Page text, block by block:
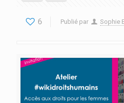
6 Publié par Sophie